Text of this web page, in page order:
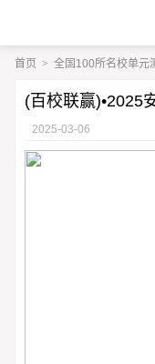
首页 > 全国100所名校单元
(百校联赢)•2025
2025-03-06